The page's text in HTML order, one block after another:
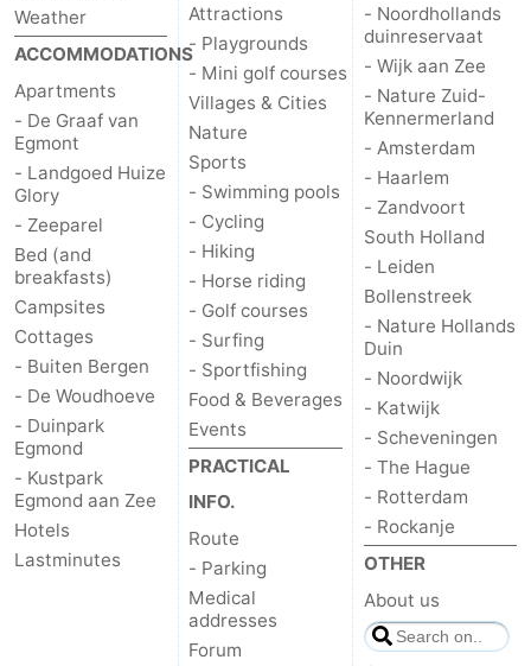
Weather
ACCOMMODATIONS
Apartments
- De Graaf van
Egmont
- Landgoed Huize
Glory
- Zeeparel
Bed (and
breakfasts)
Campsites
Cottages
- Buiten Bergen
- De Woudhoeve
- Duinpark
Egmond
- Kustpark
Egmond aan Zee
Hotels
Lastminutes
Attractions
- Playgrounds
- Mini golf courses
Villages & Cities
Nature
Sports
- Swimming pools
- Cycling
- Hiking
- Horse riding
- Golf courses
- Surfing
- Sportfishing
Food & Beverages
Events
PRACTICAL
INFO.
Route
- Parking
Medical
addresses
Forum
- Noordhollands
duinreservaat
- Wijk aan Zee
- Nature Zuid-
Kennermerland
- Amsterdam
- Haarlem
- Zandvoort
South Holland
- Leiden
Bollenstreek
- Nature Hollands
Duin
- Noordwijk
- Katwijk
- Scheveningen
- The Hague
- Rotterdam
- Rockanje
OTHER
About us